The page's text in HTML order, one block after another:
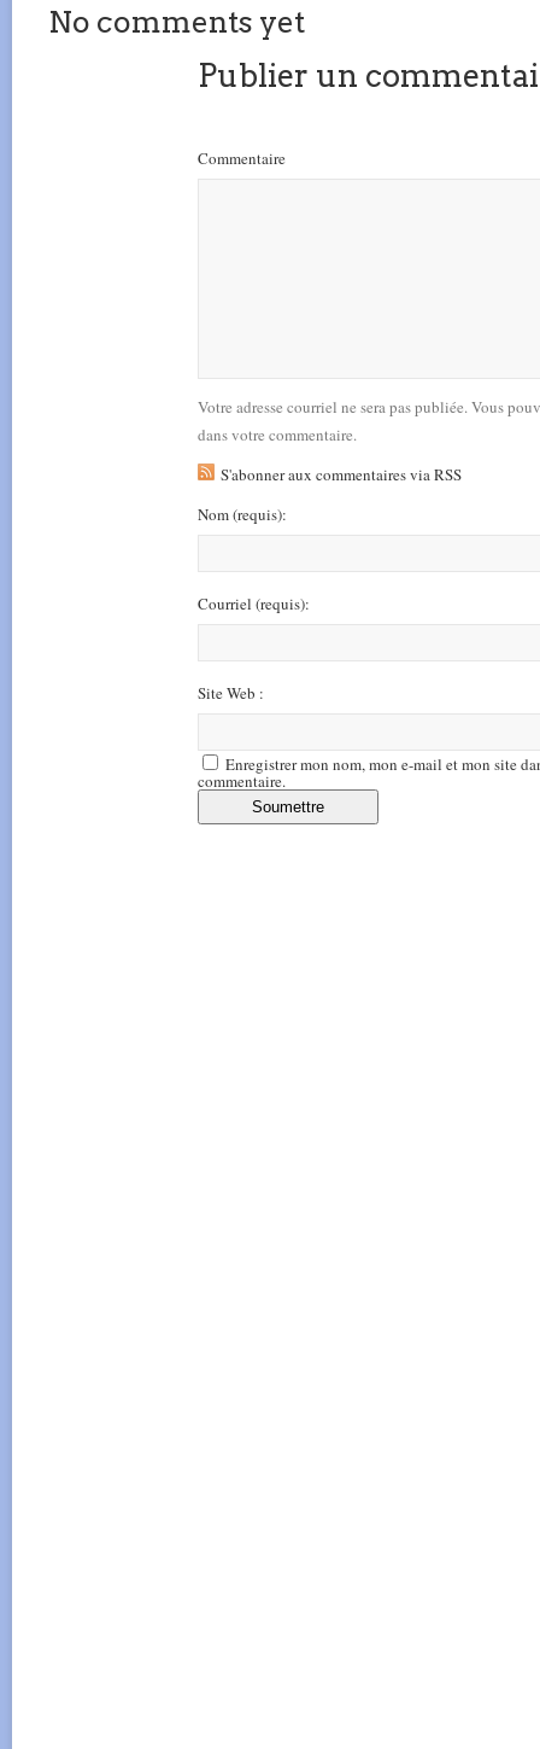
No comments yet
Publier un
Commentaire
Votre adresse courriel ne sera pas publiée. Vous
dans votre commentaire.
S'abonner aux commentaires via RSS
Nom(requis):
Courriel (requis):
Site Web :
Enregistrer mon nom, mon e-mail et mon site
commentaire.